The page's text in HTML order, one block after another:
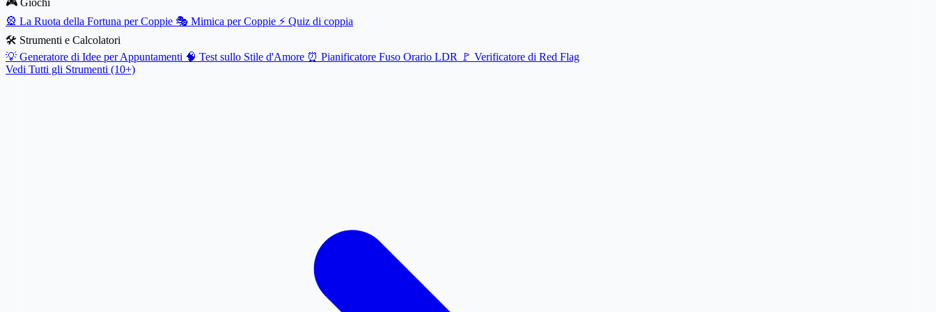
🎮 Giochi
🎡 La Ruota della Fortuna per Coppie 🎭 Mimica per Coppie ⚡ Quiz di coppia
🛠️ Strumenti e Calcolatori
💡 Generatore di Idee per Appuntamenti 🧠 Test sullo Stile d'Amore ⏰ Pianificatore Fuso Orario LDR 🚩 Verificatore di Red Flag
Vedi Tutti gli Strumenti (10+)